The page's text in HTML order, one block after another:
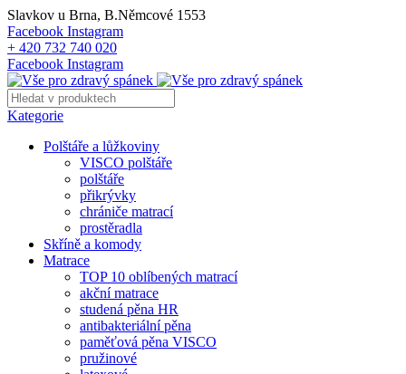
Slavkov u Brna, B.Němcové 1553
Facebook Instagram
+ 420 732 740 020
Facebook Instagram
Kategorie
Polštáře a lůžkoviny
VISCO polštáře
polštáře
přikrývky
chrániče matrací
prostěradla
Skříně a komody
Matrace
TOP 10 oblíbených matrací
akční matrace
studená pěna HR
antibakteriální pěna
paměťová pěna VISCO
pružinové